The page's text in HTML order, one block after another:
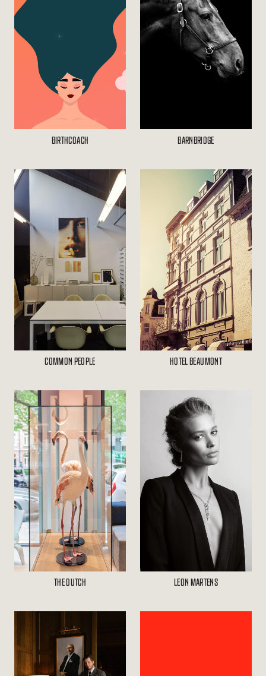
BIRTHCOACH BARNBRIDGE
COMMON PEOPLE HOTEL BEAUMONT
THE DUTCH LEON MARTENS